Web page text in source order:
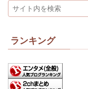
ランキング